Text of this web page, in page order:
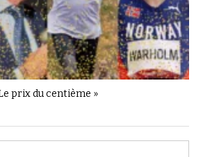
prix du centième »